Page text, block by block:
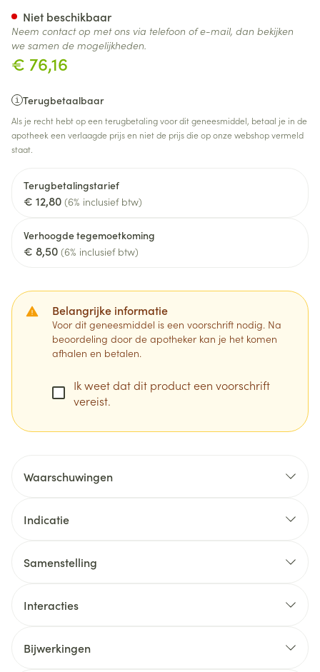
€ 76,16
Terugbetaalbaar
Als je recht hebt op een terugbetaling voor dit geneesmiddel, betaal je in de
apotheek een verlaagde prijs en niet de prijs die op onze webshop vermeld
staat.
Terugbetalingstarief
€ 12,80 (6% inclusief btw)
Verhoogde tegemoetkoming
€ 8,50 (6% inclusief btw)
Belangrijke informatie
Voor dit geneesmiddel is een voorschrift nodig. Na
beoordeling door de apotheker kan je het komen
afhalen en betalen.
Ik weet dat dit product een voorschrift
vereist.
Niet beschikbaar
Neem contact op met ons via telefoon of e-mail, dan bekijken
we samen de mogelijkheden.
Waarschuwingen
Indicatie
trombo-embolieën van veneuze oorsprong bij
volwassenen
intraveneuze bloedlijnen bij extracorporale
Samenstelling
Interacties
Bijwerkingen